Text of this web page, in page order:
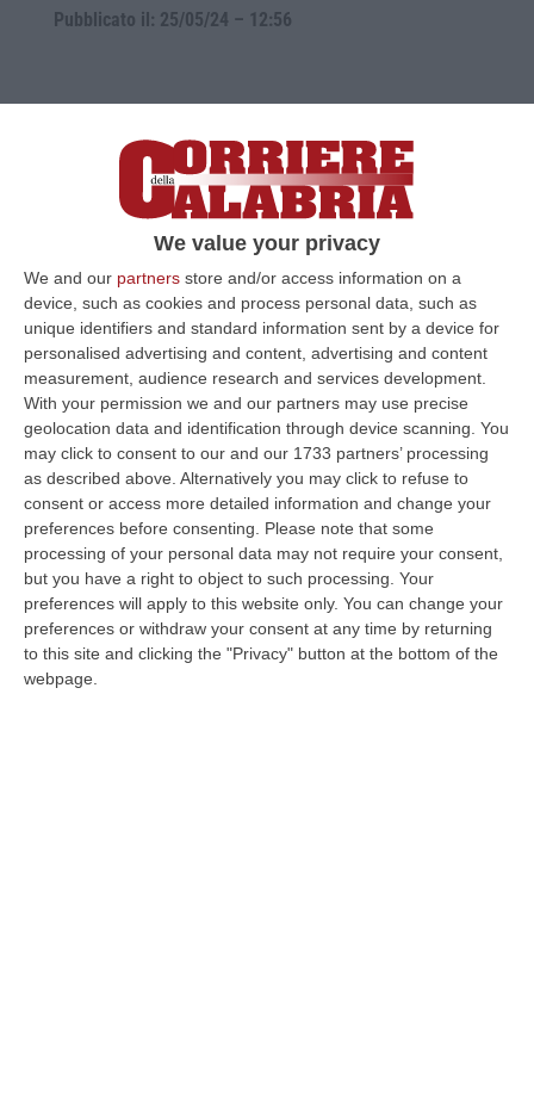
We value your privacy
We and our partners store and/or access information on a
device, such as cookies and process personal data, such as
unique identifiers and standard information sent by a device for
personalised advertising and content, advertising and content
measurement, audience research and services development.
With your permission we and our partners may use precise
geolocation data and identification through device scanning. You
may click to consent to our and our 1733 partners’ processing
as described above. Alternatively you may click to refuse to
consent or access more detailed information and change your
preferences before consenting.
Please note that some
processing of your personal data may not require your consent,
but you have a right to object to such processing. Your
preferences will apply to this website only. You can change your
preferences or withdraw your consent at any time by returning
to this site and clicking the "Privacy" button at the bottom of the
webpage.
Pubblicato il: 25/05/24 – 12:56
Schianto Freccia, sveglio il fratellino della
vittima
Il 12enne è ricoverato in Rianimazione
all’ospedale di Torino. Proseguono le indagini
sull’incidente
Pubblicato il: 18/09/23 – 11:57